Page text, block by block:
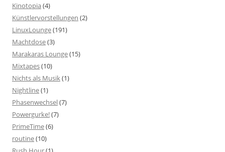
Kinotopia(4)
Künstlervorstellungen (2)
LinuxLounge(191)
Machtdose(3)
Marakaras Lounge(15)
Mixtapes(10)
Nichts als Musik(1)
Nightline(1)
Phasenwechsel(7)
Powergurke!(7)
PrimeTime(6)
routine(10)